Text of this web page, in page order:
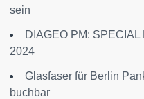
sein
DIAGEO PM:
2024
Glasfaser für Berlin
buchbar